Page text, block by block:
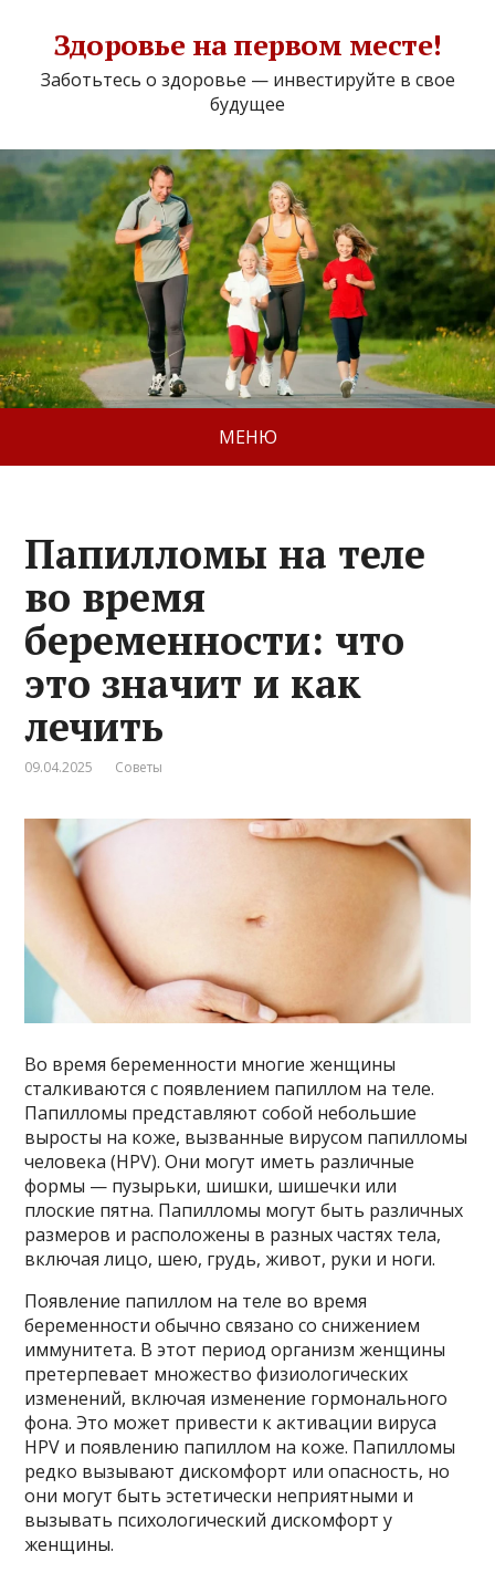
Здоровье на первом месте!
Заботьтесь о здоровье — инвестируйте в свое
будущее
МЕНЮ
Папилломы на теле
во время
беременности: что
это значит и как
лечить
09.04.2025 Советы
Во время беременности многие женщины
сталкиваются с появлением папиллом на теле.
Папилломы представляют собой небольшие
выросты на коже, вызванные вирусом папилломы
человека (HPV). Они могут иметь различные
формы — пузырьки, шишки, шишечки или
плоские пятна. Папилломы могут быть различных
размеров и расположены в разных частях тела,
включая лицо, шею, грудь, живот, руки и ноги.
Появление папиллом на теле во время
беременности обычно связано со снижением
иммунитета. В этот период организм женщины
претерпевает множество физиологических
изменений, включая изменение гормонального
фона. Это может привести к активации вируса
HPV и появлению папиллом на коже. Папилломы
редко вызывают дискомфорт или опасность, но
они могут быть эстетически неприятными и
вызывать психологический дискомфорт у
женщины.